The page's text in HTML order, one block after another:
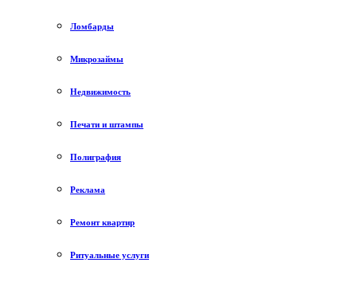
Ломбарды
Микрозаймы
Недвижимость
Печати и штампы
Полиграфия
Реклама
Ремонт квартир
Ритуальные услуги